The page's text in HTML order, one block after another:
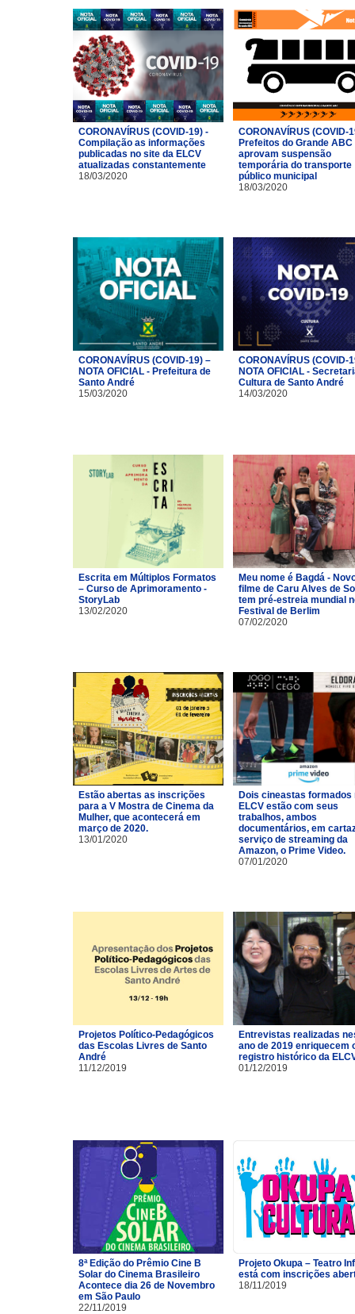
CORONAVÍRUS (COVID-19) -
Compilação as informações
publicadas no site da ELCV
atualizadas constantemente
18/03/2020
CORONAVÍRUS (COVID-
Prefeitos do Grande ABC
aprovam suspensão
temporária do transporte
público municipal
18/03/2020
CORONAVÍRUS (COVID-19) –
NOTA OFICIAL - Prefeitura de
Santo André
15/03/2020
CORONAVÍRUS (COVID-
NOTA OFICIAL -
Cultura de Santo André
14/03/2020
Escrita em Múltiplos Formatos
– Curso de Aprimoramento -
StoryLab
13/02/2020
Meu nome é Bagdá -
filme de Caru Alves de
tem pré-estreia mundial
Festival de Berlim
07/02/2020
Estão abertas as inscrições
para a V Mostra de Cinema da
Mulher, que acontecerá em
março de 2020.
13/01/2020
Dois cineastas formados
ELCV estão com seus
trabalhos, ambos
documentários, em
serviço de streaming da
Amazon, o Prime Video.
07/01/2020
Projetos Político-Pedagógicos
das Escolas Livres de Santo
André
11/12/2019
Entrevistas realizadas
ano de 2019 enriquecem
registro histórico da
01/12/2019
8ª Edição do Prêmio Cine B
Solar do Cinema Brasileiro
Acontece dia 26 de Novembro
em São Paulo
22/11/2019
Projeto Okupa – Teatro
está com inscrições
18/11/2019